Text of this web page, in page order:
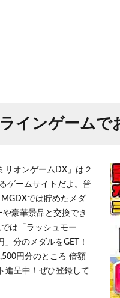
インゲームで
リオンゲームDX」は２
ゲームサイトだよ。普
では貯めたメダ
豪華景品と交換でき
は「ラッシュモー
分のメダルをGET！
円分のところ 倍額
進呈中！ぜひ登録して